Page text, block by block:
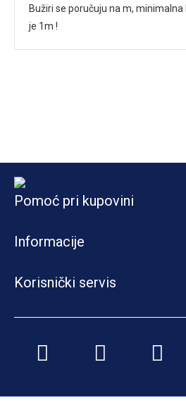
Bužiri se poručuju na m,
je 1m !
Pomoć pri kupovini
Informacije
Korisnički servis